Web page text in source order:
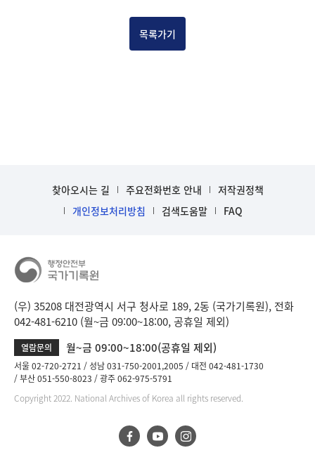
목록가기
찾아오시는 길 주요전화번호 안내
저작권정책
개인정보처리방침
검색도움말 FAQ
(우) 35208 대전광역시 서구 청사로 189, 2동 (국가기록원), 전화
042-481-6210 (월~금 09:00~18:00, 공휴일 제외)
열람문의 월~금 09:00~18:00(공휴일 제외)
서울 02-720-2721 성남 031-750-2001,2005
대전 042-481-1730
부산 051-550-8023
광주 062-975-5791
Copyright 2022. National Archives of Korea all rights reserved.